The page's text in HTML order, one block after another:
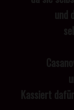
und
Kassiert